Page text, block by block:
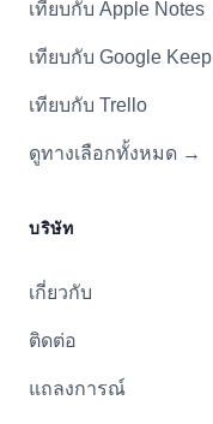
เทียบกับ Apple Notes
เทียบกับ Google Keep
เทียบกับ Trello
ดูทางเลือกทั้งหมด →
บริษัท
เกี่ยวกับ
ติดต่อ
แถลงการณ์